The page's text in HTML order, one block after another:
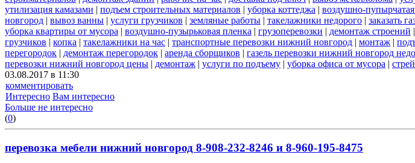
утилизация камазами | подъем строительных материалов | уборка коттеджа | воздушно-
новгород | вывоз ванны | услуги грузчиков | земляные работы | такелажники недорого | заказать
уборка квартиры от мусора | воздушно-пузырьковая пленка | грузоперевозки | демонтаж строений |
грузчиков | копка | такелажники на час | транспортные перевозки нижний новгород | монтаж |
перегородок | демонтаж перегородок | аренда сборщиков | газель перевозки нижний новгород
перевозки нижний новгород цены | демонтаж | услуги по подъему | уборка офиса от мусора |
03.08.2017 в 11:30
комментировать
Интересно Вам интересно
Больше не интересно
(0)
перевозка мебели нижний новгород 8-908-232-8246 и 8-960-195-8475